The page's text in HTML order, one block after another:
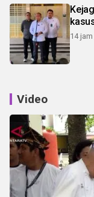
14
Video